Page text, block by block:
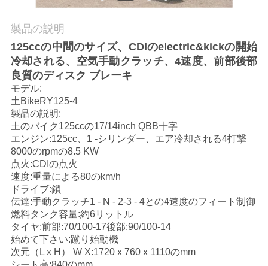
絡
し
な
さ
い
引
用
を
要
製品の説明
125ccの中間のサイズ、CDIのelectric&kickの開始
冷却される、空気手動クラッチ、4速度、前部後部
良質のディスク ブレーキ
モデル:
土BikeRY125-4
製品の説明:
土のバイク125ccの17/14inch QBB十字
エンジン:125cc、1 -シリンダー、エア冷却される4打撃
8000のrpmの8.5 KW
点火:CDIの点火
速度:重量による80のkm/h
ドライブ:鎖
伝達:手動クラッチ1 - N - 2-3 - 4との4速度のフィート制御
燃料タンク容量:約6リットル
タイヤ:前部:70/100-17後部:90/100-14
始めて下さい:蹴り始動機
次元（L x H） W X:1720 x 760 x 1110のmm